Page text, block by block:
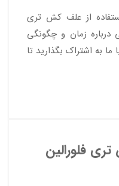
از علف کش تری
درباره زمان و چگونگی
ما به اشتراک بگذارید تا
فلورالین